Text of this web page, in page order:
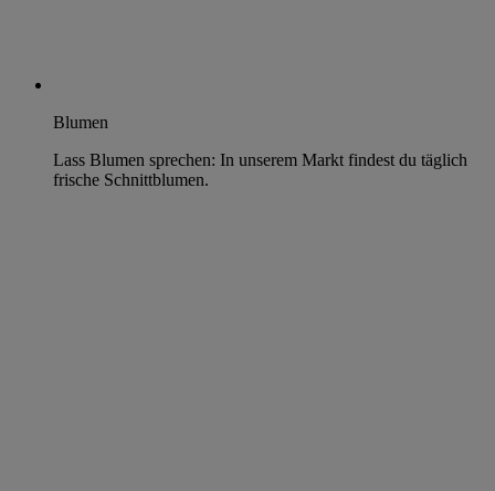
Blumen
Lass Blumen sprechen: In unserem Markt findest du täglich
frische Schnittblumen.